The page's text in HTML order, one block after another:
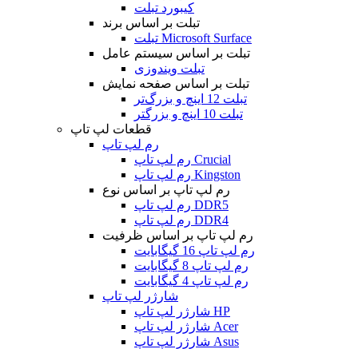
کیبورد تبلت
تبلت بر اساس برند
تبلت Microsoft Surface
تبلت بر اساس سیستم عامل
تبلت ویندوزی
تبلت بر اساس صفحه نمایش
تبلت 12 اینچ و بزرگ‌تر
تبلت 10 اینچ و بزرگتر
قطعات لپ تاپ
رم لپ تاپ
رم لپ تاپ Crucial
رم لپ تاپ Kingston
رم لپ تاپ بر اساس نوع
رم لپ تاپ DDR5
رم لپ تاپ DDR4
رم لپ تاپ بر اساس ظرفیت
رم لپ تاپ 16 گیگابایت
رم لپ تاپ 8 گیگابایت
رم لپ تاپ 4 گیگابایت
شارژر لپ تاپ
شارژر لپ تاپ HP
شارژر لپ تاپ Acer
شارژر لپ تاپ Asus